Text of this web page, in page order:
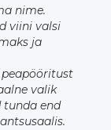
nime.
viini valsi
ja
valik
tunda end